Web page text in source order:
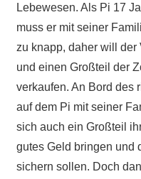
Lebewesen. Als Pi 17
muss er mit seiner
zu knapp, daher will
und einen Großteil der
verkaufen. An Bord des
auf dem Pi mit seiner
sich auch ein Großteil
gutes Geld bringen und
sichern sollen. Doch